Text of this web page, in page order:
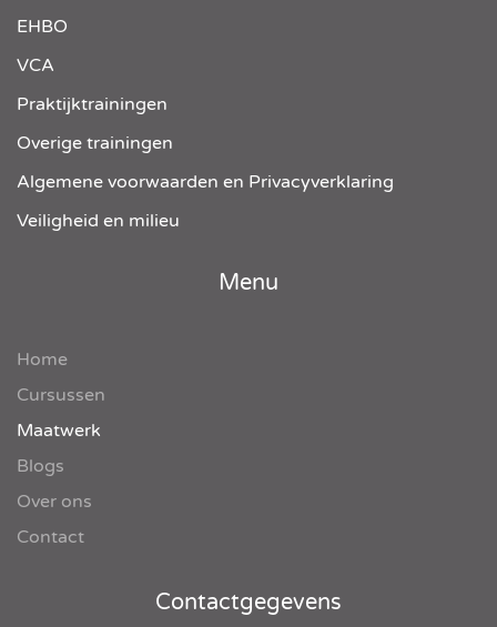
EHBO
VCA
Praktijktrainingen
Overige trainingen
Algemene voorwaarden en Privacyverklaring
Veiligheid en milieu
Menu
Home
Cursussen
Maatwerk
Blogs
Over ons
Contact
Contactgegevens